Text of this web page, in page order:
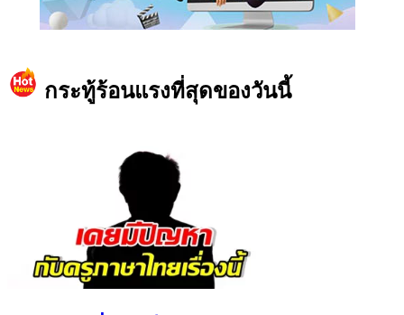
กระทู้ร้อนแรงที่สุดของวันนี้